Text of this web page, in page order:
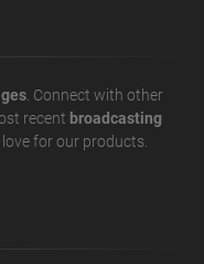
. Connect with other
recent broadcasting
for our products.